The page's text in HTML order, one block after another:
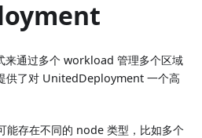
来通过多个 workload 管理多个区域
供了对 UnitedDeployment 一个高
存在不同的 node 类型，比如多个